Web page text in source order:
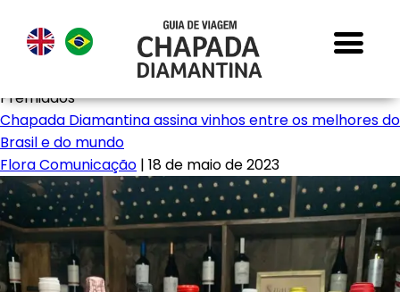
Premiados
Chapada Diamantina assina vinhos entre os melhores do
Brasil e do mundo
Flora Comunicação | 18 de maio de 2023